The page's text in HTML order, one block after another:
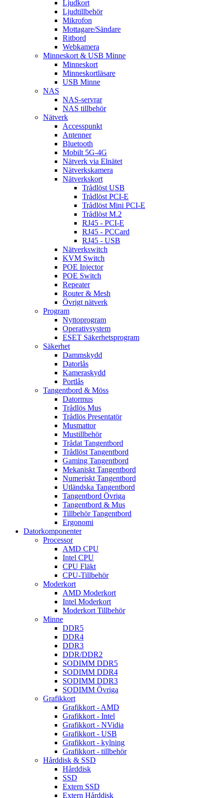
Ljudkort
Ljudtillbehör
Mikrofon
Mottagare/Sändare
Ritbord
Webkamera
Minneskort & USB Minne
Minneskort
Minneskortläsare
USB Minne
NAS
NAS-servrar
NAS tillbehör
Nätverk
Accesspunkt
Antenner
Bluetooth
Mobilt 5G-4G
Nätverk via Elnätet
Nätverkskamera
Nätverkskort
Trådlöst USB
Trådlöst PCI-E
Trådlöst Mini PCI-E
Trådlöst M.2
RJ45 - PCI-E
RJ45 - PCCard
RJ45 - USB
Nätverkswitch
KVM Switch
POE Injector
POE Switch
Repeater
Router & Mesh
Övrigt nätverk
Program
Nyttoprogram
Operativsystem
ESET Säkerhetsprogram
Säkerhet
Dammskydd
Datorlås
Kameraskydd
Portlås
Tangentbord & Möss
Datormus
Trådlös Mus
Trådlös Presentatör
Musmattor
Mustillbehör
Trådat Tangentbord
Trådlöst Tangentbord
Gaming Tangentbord
Mekaniskt Tangentbord
Numeriskt Tangentbord
Utländska Tangentbord
Tangentbord Övriga
Tangentbord & Mus
Tillbehör Tangentbord
Ergonomi
Datorkomponenter
Processor
AMD CPU
Intel CPU
CPU Fläkt
CPU-Tillbehör
Moderkort
AMD Moderkort
Intel Moderkort
Moderkort Tillbehör
Minne
DDR5
DDR4
DDR3
DDR/DDR2
SODIMM DDR5
SODIMM DDR4
SODIMM DDR3
SODIMM Övriga
Grafikkort
Grafikkort - AMD
Grafikkort - Intel
Grafikkort - NVidia
Grafikkort - USB
Grafikkort - kylning
Grafikkort - tillbehör
Hårddisk & SSD
Hårddisk
SSD
Extern SSD
Extern Hårddisk